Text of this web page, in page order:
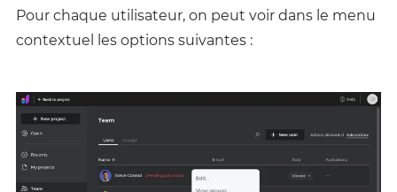
Pour chaque utilisateur, on peut voir dans le menu
contextuel les options suivantes :